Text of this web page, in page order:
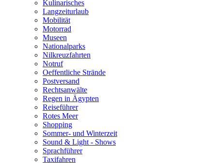
Kulinarisches
Langzeiturlaub
Mobilität
Motorrad
Museen
Nationalparks
Nilkreuzfahrten
Notruf
Oeffentliche Strände
Postversand
Rechtsanwälte
Regen in Ägypten
Reiseführer
Rotes Meer
Shopping
Sommer- und Winterzeit
Sound & Light - Shows
Sprachführer
Taxifahren